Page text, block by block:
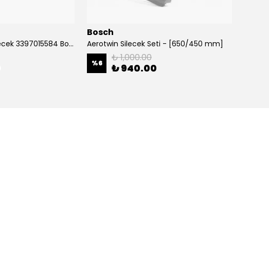
700 MM Muz tipi Silecek 3397015584 Bosch
Bosch
Aerotwin Silecek Seti - [650/450 mm]
%6 ₺ 1,000.00
₺ 940.00